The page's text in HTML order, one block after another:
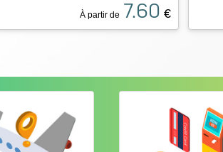
À partir de 7.60 €